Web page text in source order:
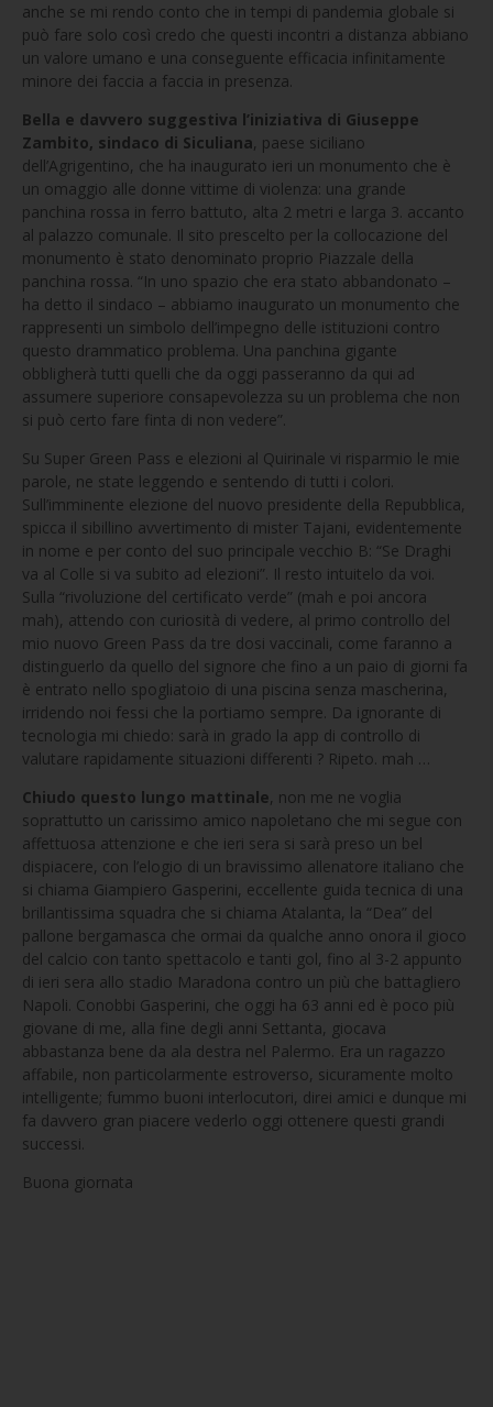
anche se mi rendo conto che in tempi di pandemia globale si
può fare solo così credo che questi incontri a distanza abbiano
un valore umano e una conseguente efficacia infinitamente
minore dei faccia a faccia in presenza.
Bella e davvero suggestiva l’iniziativa di Giuseppe
Zambito, sindaco di Siculiana, paese siciliano
dell’Agrigentino, che ha inaugurato ieri un monumento che è
un omaggio alle donne vittime di violenza: una grande
panchina rossa in ferro battuto, alta 2 metri e larga 3. accanto
al palazzo comunale. Il sito prescelto per la collocazione del
monumento è stato denominato proprio Piazzale della
panchina rossa. “In uno spazio che era stato abbandonato –
ha detto il sindaco – abbiamo inaugurato un monumento che
rappresenti un simbolo dell’impegno delle istituzioni contro
questo drammatico problema. Una panchina gigante
obbligherà tutti quelli che da oggi passeranno da qui ad
assumere superiore consapevolezza su un problema che non
si può certo fare finta di non vedere”.
Su Super Green Pass e elezioni al Quirinale vi risparmio le mie
parole, ne state leggendo e sentendo di tutti i colori.
Sull’imminente elezione del nuovo presidente della Repubblica,
spicca il sibillino avvertimento di mister Tajani, evidentemente
in nome e per conto del suo principale vecchio B: “Se Draghi
va al Colle si va subito ad elezioni”. Il resto intuitelo da voi.
Sulla “rivoluzione del certificato verde” (mah e poi ancora
mah), attendo con curiosità di vedere, al primo controllo del
mio nuovo Green Pass da tre dosi vaccinali, come faranno a
distinguerlo da quello del signore che fino a un paio di giorni fa
è entrato nello spogliatoio di una piscina senza mascherina,
irridendo noi fessi che la portiamo sempre. Da ignorante di
tecnologia mi chiedo: sarà in grado la app di controllo di
valutare rapidamente situazioni differenti ? Ripeto. mah …
Chiudo questo lungo mattinale, non me ne voglia
soprattutto un carissimo amico napoletano che mi segue con
affettuosa attenzione e che ieri sera si sarà preso un bel
dispiacere, con l’elogio di un bravissimo allenatore italiano che
si chiama Giampiero Gasperini, eccellente guida tecnica di una
brillantissima squadra che si chiama Atalanta, la “Dea” del
pallone bergamasca che ormai da qualche anno onora il gioco
del calcio con tanto spettacolo e tanti gol, fino al 3-2 appunto
di ieri sera allo stadio Maradona contro un più che battagliero
Napoli. Conobbi Gasperini, che oggi ha 63 anni ed è poco più
giovane di me, alla fine degli anni Settanta, giocava
abbastanza bene da ala destra nel Palermo. Era un ragazzo
affabile, non particolarmente estroverso, sicuramente molto
intelligente; fummo buoni interlocutori, direi amici e dunque mi
fa davvero gran piacere vederlo oggi ottenere questi grandi
successi.
Buona giornata